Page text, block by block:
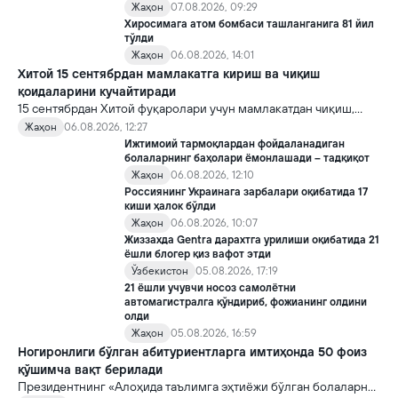
Жаҳон
07.08.2026, 09:29
Хиросимага атом бомбаси ташланганига 81 йил
тўлди
Жаҳон
06.08.2026, 14:01
Хитой 15 сентябрдан мамлакатга кириш ва чиқиш
қоидаларини кучайтиради
15 сентябрдан Хитой фуқаролари учун мамлакатдан чиқиш,
хорижликлар учун эса Хитойга кириш тартиби бўйича янги
қоидалар кучга киради.
Жаҳон
06.08.2026, 12:27
Ижтимоий тармоқлардан фойдаланадиган
болаларнинг баҳолари ёмонлашади – тадқиқот
Жаҳон
06.08.2026, 12:10
Россиянинг Украинага зарбалари оқибатида 17
киши ҳалок бўлди
Жаҳон
06.08.2026, 10:07
Жиззахда Gentra дарахтга урилиши оқибатида 21
ёшли блогер қиз вафот этди
Ўзбекистон
05.08.2026, 17:19
21 ёшли учувчи носоз самолётни
автомагистралга қўндириб, фожианинг олдини
олди
Жаҳон
05.08.2026, 16:59
Ногиронлиги бўлган абитуриентларга имтиҳонда 50 фоиз
қўшимча вақт берилади
Президентнинг «Алоҳида таълимга эҳтиёжи бўлган болаларни